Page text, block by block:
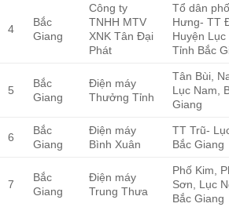
4
Bắc
Giang
Công ty
TNHH MTV
XNK Tân Đại
Phát
Tổ dân
Hưng- TT
Huyện Lục
Tỉnh Bắc
5
Bắc
Giang
Điện máy
Thưởng Tỉnh
Tân Bùi,
Lục Nam,
Giang
6
Bắc
Giang
Điện máy
Bình Xuân
TT Trũ-
Bắc Giang
7
Bắc
Giang
Điện máy
Trung Thưa
Phố Kim,
Sơn, Lục
Bắc Giang